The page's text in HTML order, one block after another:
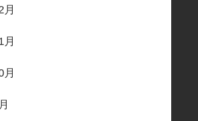
月
月
月